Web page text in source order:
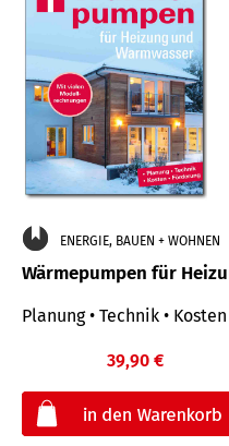
ENERGIE, BAUEN + WOHNEN
Wärmepumpen für
Planung • Technik •
39,90 €